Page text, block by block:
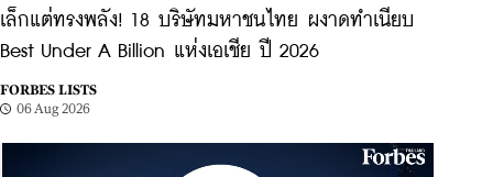
เล็กแต่ทรงพลัง! 18 บริษัทมหาชนไทย ผงาดทำเนียบ
Best Under A Billion แห่งเอเชีย ปี 2026
FORBES LISTS
06 Aug 2026